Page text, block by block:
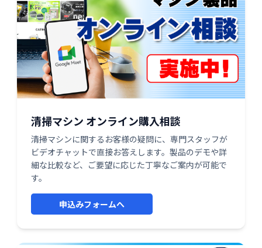
清掃マシン オンライン購入相談
清掃マシンに関するお客様の疑問に、専門スタッフが
ビデオチャットで直接お答えします。製品のデモや詳
細な比較など、ご要望に応じた丁寧なご案内が可能で
す。
申込みフォームへ